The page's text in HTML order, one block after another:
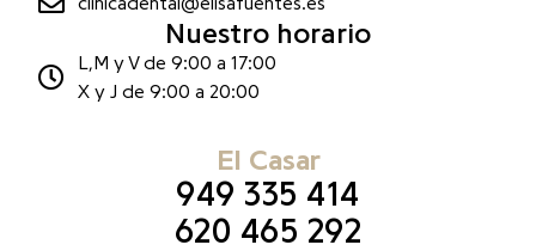
clinicadental@elisafuentes.es
Nuestro horario
L,M y V de 9:00 a 17:00
X y J de 9:00 a 20:00
El Casar
949 335 414
620 465 292